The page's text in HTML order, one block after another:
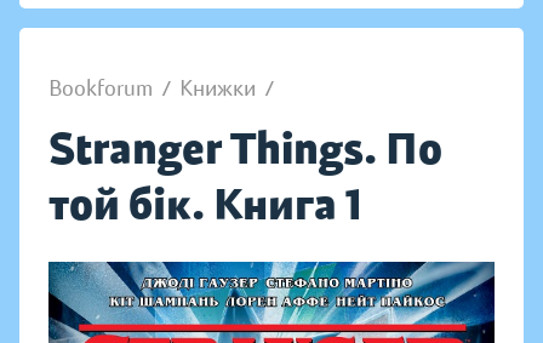
Bookforum / Книжки /
Stranger Things. По
той бік. Книга 1